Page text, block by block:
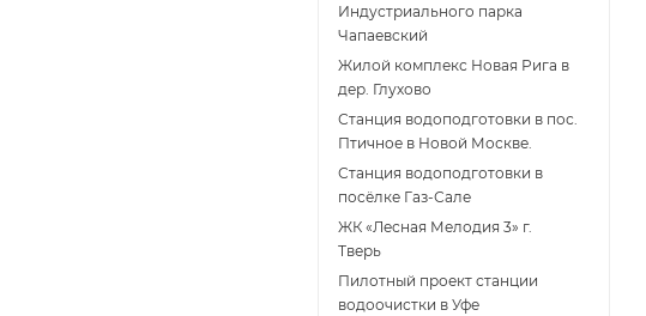
Индустриального парка
Чапаевский
Жилой комплекс Новая Рига в
дер. Глухово
Станция водоподготовки в пос.
Птичное в Новой Москве.
Станция водоподготовки в
поcёлке Газ-Сале
ЖК «Лесная Мелодия 3» г.
Тверь
Пилотный проект станции
водоочистки в Уфе